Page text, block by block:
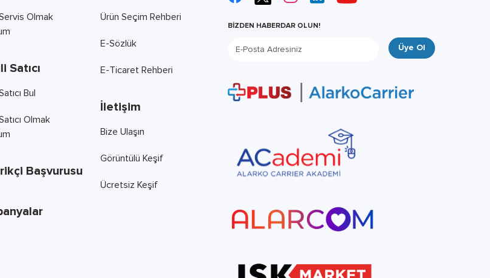
Olmak
Satıcı
Bul
Olmak
Başvurusu
Ürün Seçim Rehberi
E-Sözlük
E-Ticaret Rehberi
İletişim
Bize Ulaşın
Görüntülü Keşif
Ücretsiz Keşif
BİZDEN HABERDAR OLUN!
Üye Ol